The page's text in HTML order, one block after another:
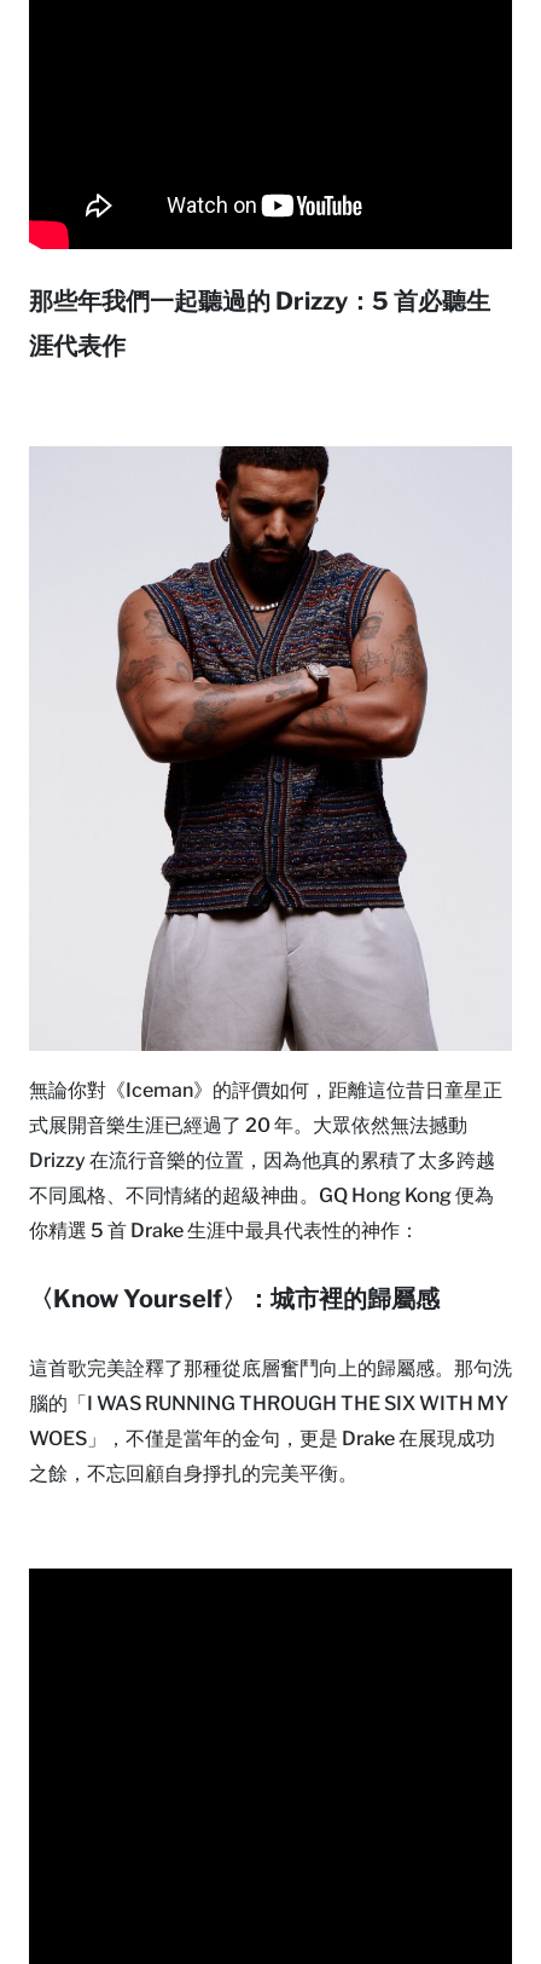
那些年我們一起聽過的 Drizzy：5 首必聽生
涯代表作
無論你對《Iceman》的評價如何，距離這位昔日童星正
式展開音樂生涯已經過了 20 年。大眾依然無法撼動
Drizzy 在流行音樂的位置，因為他真的累積了太多跨越
不同風格、不同情緒的超級神曲。GQ Hong Kong 便為
你精選 5 首 Drake 生涯中最具代表性的神作：
〈Know Yourself〉：城市裡的歸屬感
這首歌完美詮釋了那種從底層奮鬥向上的歸屬感。那句洗
腦的「I WAS RUNNING THROUGH THE SIX WITH MY
WOES」，不僅是當年的金句，更是 Drake 在展現成功
之餘，不忘回顧自身掙扎的完美平衡。